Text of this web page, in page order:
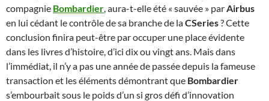
compagnie Bombardier , aura-t-elle été « sauvée » par Airbus
en lui cédant le contrôle de sa branche de laCSeries? Cette
conclusion finira peut-être par occuper une place évidente
dans les livres d’histoire, d’ici dix ou vingt ans. Mais dans
l’immédiat, il n’y a pas une année de passée depuis la fameuse
transaction et les éléments démontrant que Bombardier
s’embourbait sous le poids d’un si gros défi d’innovation